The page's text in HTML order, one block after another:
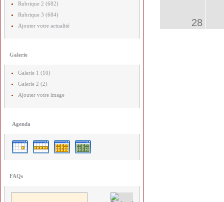
Rubrique 2 (682)
Rubrique 3 (684)
Ajouter votre actualité
Galerie
Galerie 1 (10)
Galerie 2 (2)
Ajouter votre image
Agenda
FAQs
28